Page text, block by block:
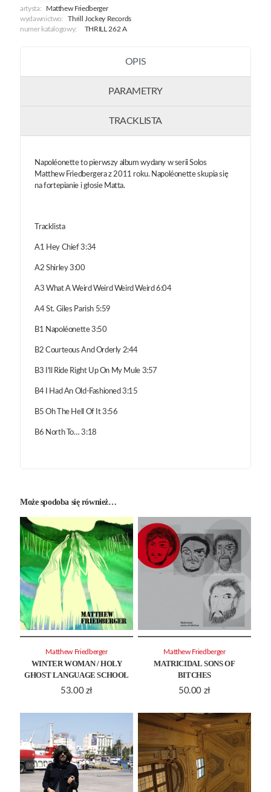
artysta:
Matthew Friedberger
wydawnictwo:
Thrill Jockey Records
numer katalogowy:
THRILL 262 A
OPIS
PARAMETRY
TRACKLISTA
Napoléonette to pierwszy album wydany w serii Solos
Matthew Friedbergera z 2011 roku. Napoléonette skupia się
na fortepianie i głosie Matta.
Tracklista
A1 Hey Chief 3:34
A2 Shirley 3:00
A3 What A Weird Weird Weird Weird 6:04
A4 St. Giles Parish 5:59
B1 Napoléonette 3:50
B2 Courteous And Orderly 2:44
B3 I'll Ride Right Up On My Mule 3:57
B4 I Had An Old-Fashioned 3:15
B5 Oh The Hell Of It 3:56
B6 North To… 3:18
Może spodoba się również…
WINTER WOMAN / HOLY
GHOST LANGUAGE SCHOOL
53.00 zł
Matthew Friedberger
MATRICIDAL SONS OF
BITCHES
50.00 zł
Matthew Friedberger